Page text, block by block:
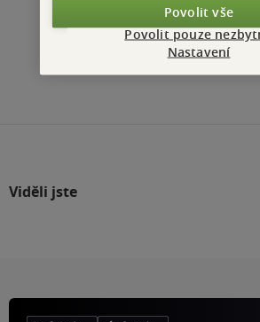
Nahoru
Zobrazeno 3 z 3
1
Přejít
na
/ 1
Viděli jste
Povolit vše
Povolit pouze
Nastavení